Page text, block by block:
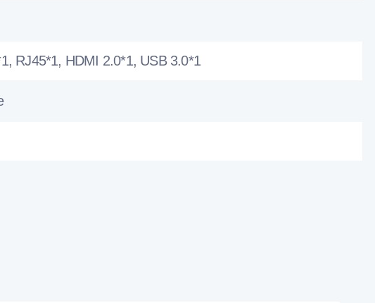
RJ45*1, HDMI 2.0*1, USB 3.0*1